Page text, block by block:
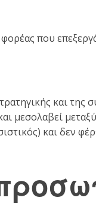
που
και
μεσολαβεί
και δεν